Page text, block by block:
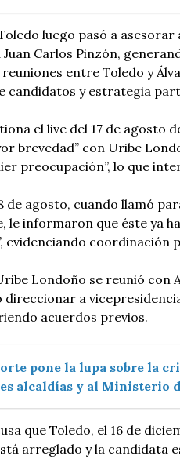
luego pasó a
Carlos Pinzón,
entre Toledo y
candidatos y estrategia
el live del 17 de agosto
brevedad” con Uribe
preocupación”, lo que
de agosto, cuando llamó
le informaron que éste ya
evidenciando coordinación
Londoño se reunió con
direccionar a
acuerdos previos.
pone la lupa sobre la
alcaldías y al Ministerio
que Toledo, el 16 de
arreglado y la candidata